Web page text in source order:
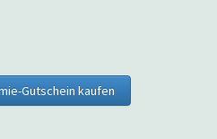
Gutschein kaufen